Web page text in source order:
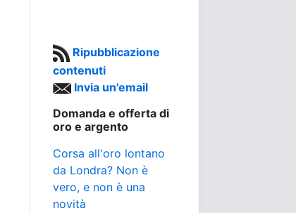
Ripubblicazione
contenuti
Invia un'email
Domanda e offerta di
oro e argento
Corsa all'oro lontano
da Londra? Non è
vero, e non è una
novità